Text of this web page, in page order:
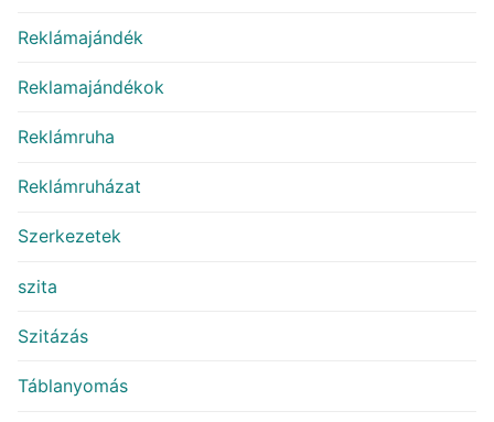
Reklámajándék
Reklamajándékok
Reklámruha
Reklámruházat
Szerkezetek
szita
Szitázás
Táblanyomás